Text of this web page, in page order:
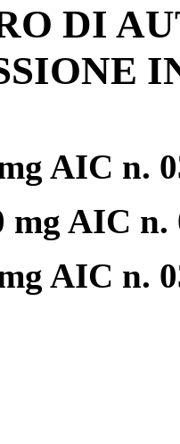
DI
AIC n.
mg AIC n.
AIC n.